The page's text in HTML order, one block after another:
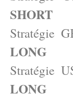
SHORT
Stratégie
LONG
Stratégie
LONG